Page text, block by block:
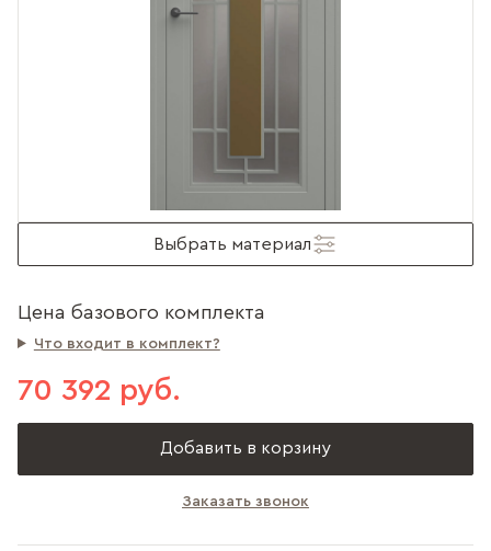
Выбрать материал
Цена базового комплекта
Что входит в комплект?
70 392 руб.
Добавить в корзину
Заказать звонок